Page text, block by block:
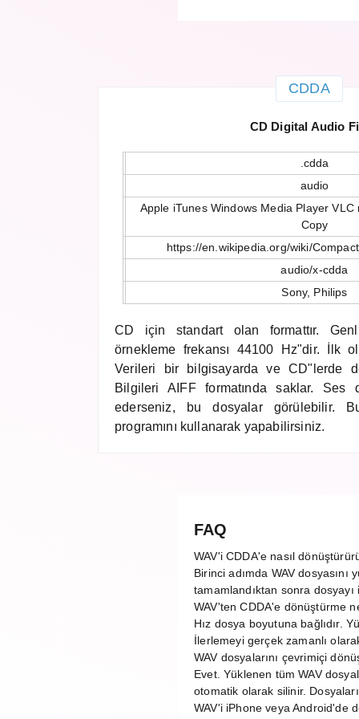
CDDA
CD Digital Audio
.cdda
audio
Apple iTunes Windows Media Player
Copy
https://en.wikipedia.org/wiki/
audio/x-cdda
Sony, Philips
CD için standart olan formattır.
örnekleme frekansı 44100 Hz"dir. İlk
Verileri bir bilgisayarda ve CD"lerde
Bilgileri AIFF formatında saklar. Ses
ederseniz, bu dosyalar görülebilir.
programını kullanarak yapabilirsiniz.
FAQ
WAV'i CDDA'e nasıl
Birinci adımda WAV
tamamlandıktan sonra
WAV'ten CDDA'e dönüştürme
Hız dosya boyutuna bağlıdır.
İlerlemeyi gerçek zamanlı
WAV dosyalarını çevrimiçi
Evet. Yüklenen tüm WAV
otomatik olarak silinir.
WAV'i iPhone veya Android'de